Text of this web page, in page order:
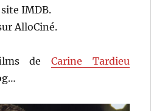
IMDB.
AlloCiné.
de Carine Tardieu